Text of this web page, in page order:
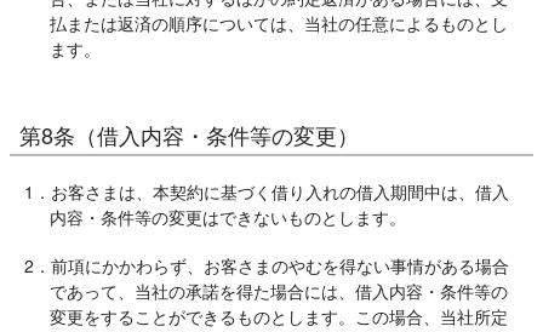
払または返済の順序については、当社の任意によるものとし
ます。
第8条（借入内容・条件等の変更）
1．お客さまは、本契約に基づく借り入れの借入期間中は、借入
内容・条件等の変更はできないものとします。
2．前項にかかわらず、お客さまのやむを得ない事情がある場合
であって、当社の承諾を得た場合には、借入内容・条件等の
変更をすることができるものとします。この場合、当社所定